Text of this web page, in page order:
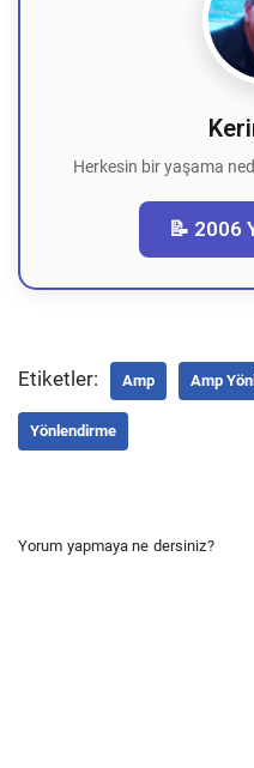
Herkesin bir yaşama
📝 2006
Etiketler: Amp Amp
Yönlendirme
Yorum yapmaya ne dersiniz?